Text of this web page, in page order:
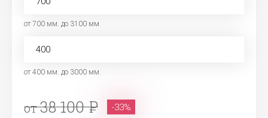
от 700 мм. до 3100 мм.
от 400 мм. до 3000 мм.
от38 100 -33%